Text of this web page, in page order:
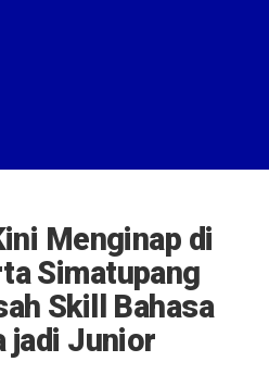
Menginap di
Simatupang
Skill Bahasa
jadi Junior